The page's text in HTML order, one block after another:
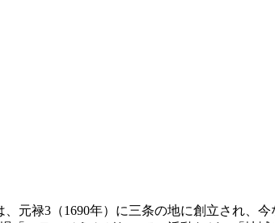
元禄3（1690年）に三条の地に創立され、